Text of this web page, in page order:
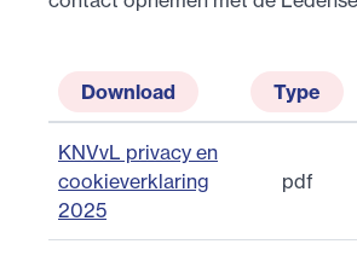
Download Type
KNVvL privacy en
cookieverklaring
2025
pdf